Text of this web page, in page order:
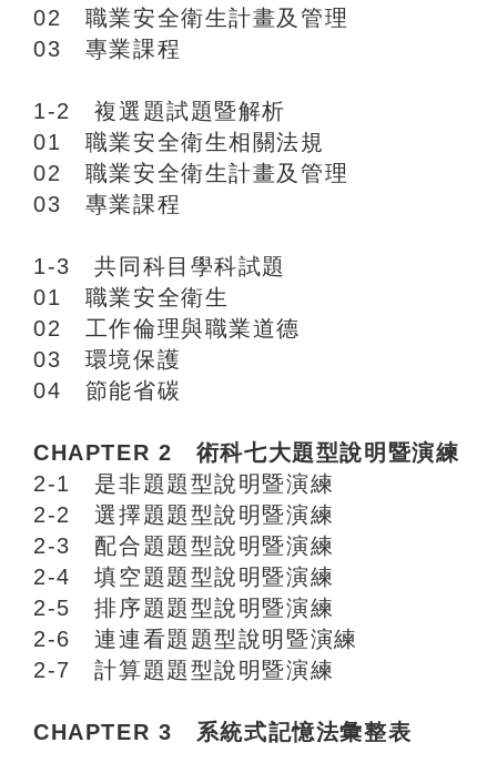
02 職業安全衛生計畫及管理
03 專業課程
1-2 複選題試題暨解析
01 職業安全衛生相關法規
02 職業安全衛生計畫及管理
03 專業課程
1-3 共同科目學科試題
01 職業安全衛生
02 工作倫理與職業道德
03 環境保護
04 節能省碳
CHAPTER 2 術科七大題型說明暨演練
2-1 是非題題型說明暨演練
2-2 選擇題題型說明暨演練
2-3 配合題題型說明暨演練
2-4 填空題題型說明暨演練
2-5 排序題題型說明暨演練
2-6 連連看題題型說明暨演練
2-7 計算題題型說明暨演練
CHAPTER 3 系統式記憶法彙整表